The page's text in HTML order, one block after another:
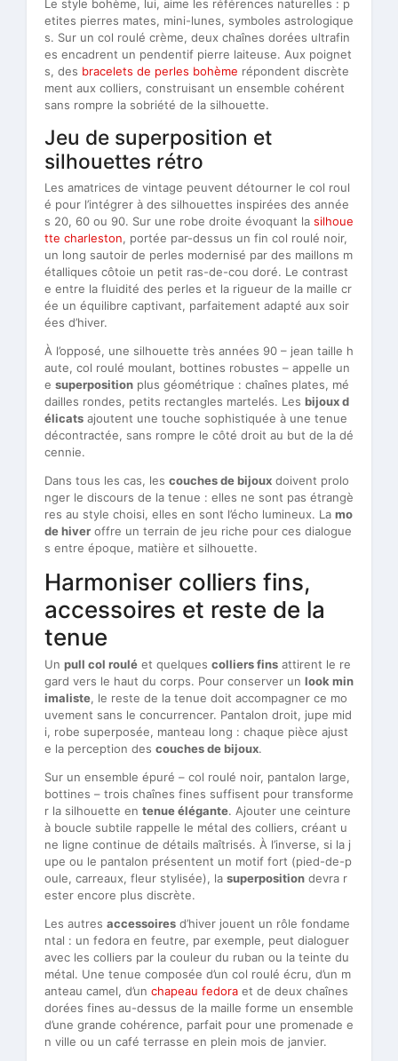
Le style bohème, lui, aime les références naturelles : p
etites pierres mates, mini-lunes, symboles astrologique
s. Sur un col roulé crème, deux chaînes dorées ultrafin
es encadrent un pendentif pierre laiteuse. Aux poignet
s, des bracelets de perles bohème répondent discrète
ment aux colliers, construisant un ensemble cohérent
sans rompre la sobriété de la silhouette.
Jeu de superposition et
silhouettes rétro
Les amatrices de vintage peuvent détourner le col roul
é pour l’intégrer à des silhouettes inspirées des année
s 20, 60 ou 90. Sur une robe droite évoquant la silhoue
tte charleston, portée par-dessus un fin col roulé noir,
un long sautoir de perles modernisé par des maillons m
étalliques côtoie un petit ras-de-cou doré. Le contrast
e entre la fluidité des perles et la rigueur de la maille cr
ée un équilibre captivant, parfaitement adapté aux soir
ées d’hiver.
À l’opposé, une silhouette très années 90 – jean taille h
aute, col roulé moulant, bottines robustes – appelle un
e superposition plus géométrique : chaînes plates, mé
dailles rondes, petits rectangles martelés. Les bijoux d
élicats ajoutent une touche sophistiquée à une tenue
décontractée, sans rompre le côté droit au but de la dé
cennie.
Dans tous les cas, les couches de bijoux doivent prolo
nger le discours de la tenue : elles ne sont pas étrangè
res au style choisi, elles en sont l’écho lumineux. La mo
de hiver offre un terrain de jeu riche pour ces dialogue
s entre époque, matière et silhouette.
Harmoniser colliers fins,
accessoires et reste de la
tenue
Un pull col roulé et quelques colliers fins attirent le re
gard vers le haut du corps. Pour conserver un look min
imaliste, le reste de la tenue doit accompagner ce mo
uvement sans le concurrencer. Pantalon droit, jupe mid
i, robe superposée, manteau long : chaque pièce ajust
e la perception des couches de bijoux.
Sur un ensemble épuré – col roulé noir, pantalon large,
bottines – trois chaînes fines suffisent pour transforme
r la silhouette en tenue élégante. Ajouter une ceinture
à boucle subtile rappelle le métal des colliers, créant u
ne ligne continue de détails maîtrisés. À l’inverse, si la j
upe ou le pantalon présentent un motif fort (pied-de-p
oule, carreaux, fleur stylisée), la superposition devra r
ester encore plus discrète.
Les autres accessoires d’hiver jouent un rôle fondame
ntal : un fedora en feutre, par exemple, peut dialoguer
avec les colliers par la couleur du ruban ou la teinte du
métal. Une tenue composée d’un col roulé écru, d’un m
anteau camel, d’un chapeau fedora et de deux chaînes
dorées fines au-dessus de la maille forme un ensemble
d’une grande cohérence, parfait pour une promenade e
n ville ou un café terrasse en plein mois de janvier.